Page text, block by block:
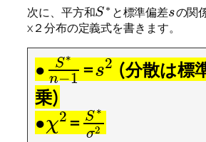
次に、平方和S ∗ と標準偏差sの関
χ２分布の定義式を書きます。
● S∗
n−1 =s2 (分散は標
乗)
●χ2= S∗
σ2